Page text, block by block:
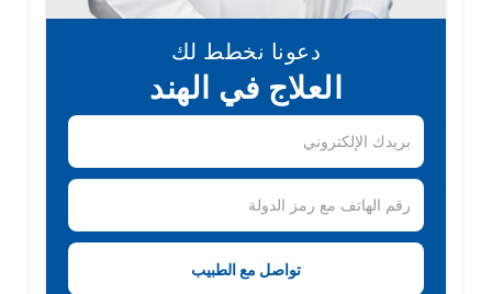
دعونا نخطط لك
العلاج في الهند